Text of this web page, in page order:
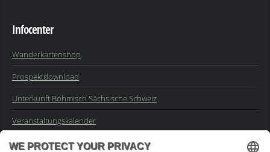
Infocenter
Wanderkartenshop
Prospektdownload
Unterkunft Böhmisch Sächsische Schweiz
Veranstaltungskalender